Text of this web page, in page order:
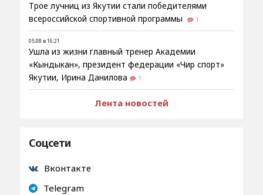
Трое лучниц из Якутии стали победителями
всероссийской спортивной программы
1
05.08 в 16:21
Ушла из жизни главный тренер Академии
«Кындыкан», президент федерации «Чир спорт»
Якутии, Ирина Данилова
1
Лента новостей
Соцсети
Вконтакте
Telegram